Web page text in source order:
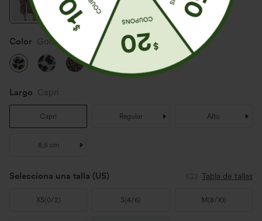
Color Gold Leopard Print
Rebajas
Largo Capri
Capri Regular Alto
8,5 cm
Selecciona una talla (US) Tabla de tallas
XS(0/2) S(4/6) M (8/10)